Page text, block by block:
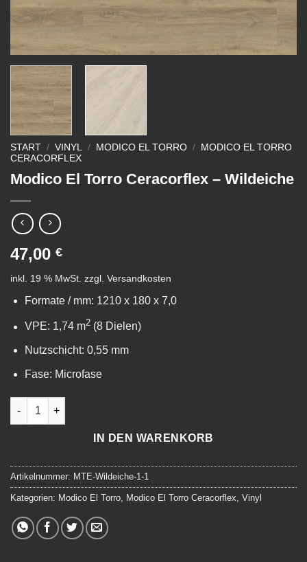
START / VINYL / MODICO EL TORRO /
MODICO EL TORRO
CERACORFLEX
Modico El Torro Ceracorflex – Wildeiche
47,00 €
inkl. 19 % MwSt. zzgl. Versandkosten
Formate / mm: 1210 x 180 x 7,0
VPE: 1,74 m2(8 Dielen)
Nutzschicht: 0,55 mm
Fase: Microfase
Modico El Torro Ceracorflex - Wildeiche Menge
IN DEN WARENKORB
Artikelnummer: MTE-Wildeiche-1-1
Kategorien: Modico El Torro Modico El Torro Ceracorflex Vinyl